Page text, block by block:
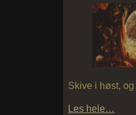
Skive i høst, og
Les hele…